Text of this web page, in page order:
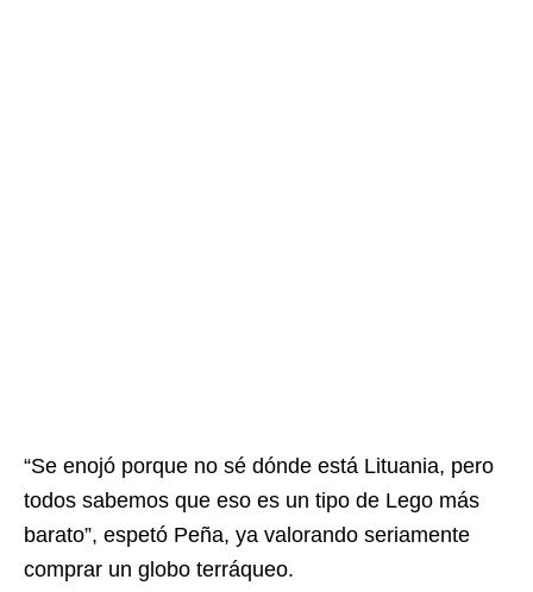
“Se enojó porque no sé dónde está Lituania, pero
todos sabemos que eso es un tipo de Lego más
barato”, espetó Peña, ya valorando seriamente
comprar un globo terráqueo.